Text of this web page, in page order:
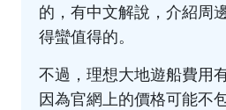
的，有中文解說，介紹周
得蠻值得的。
不過，理想大地遊船費用
因為官網上的價格可能不